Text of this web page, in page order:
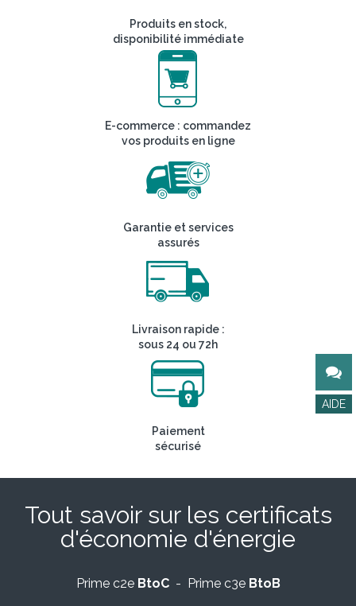
Produits en stock,
disponibilité immédiate
E-commerce : commandez
vos produits en ligne
Garantie et services
assurés
Livraison rapide :
sous 24 ou 72h
Paiement
sécurisé
Tout savoir sur les certificats
d'économie d'énergie
Prime c2e BtoC- Prime c3e BtoB